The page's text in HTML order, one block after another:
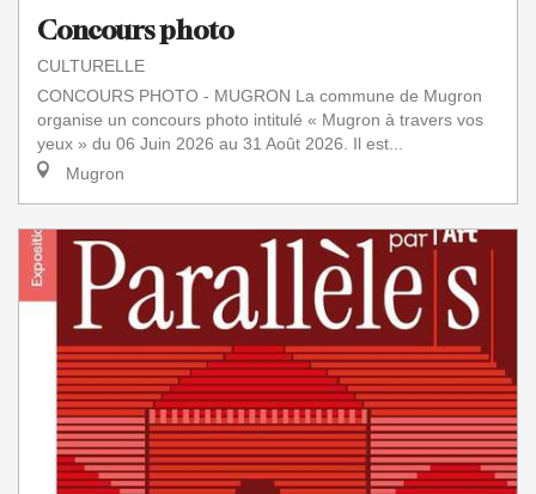
Concours photo
CULTURELLE
CONCOURS PHOTO - MUGRON La commune de Mugron
organise un concours photo intitulé « Mugron à travers vos
yeux » du 06 Juin 2026 au 31 Août 2026. Il est...
Mugron